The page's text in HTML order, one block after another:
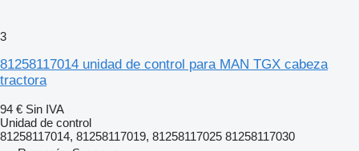
3
81258117014 unidad de control para MAN TGX cabeza
tractora
94 € Sin IVA
Unidad de control
81258117014, 81258117019, 81258117025 81258117030